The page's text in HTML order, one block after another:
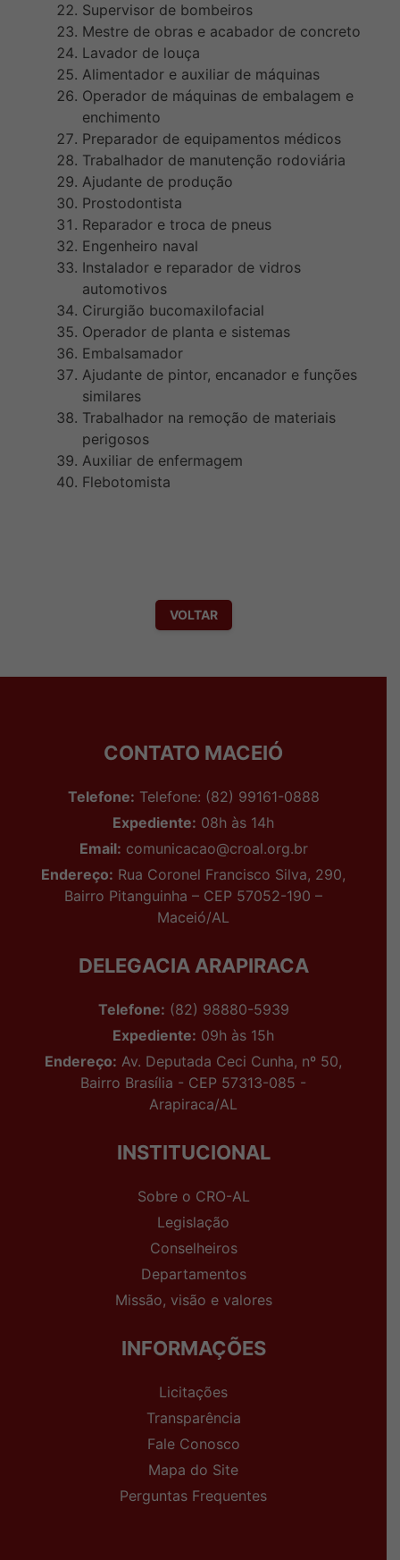
Supervisor de bombeiros
Mestre de obras e acabador de concreto
Lavador de louça
Alimentador e auxiliar de máquinas
Operador de máquinas de embalagem e
enchimento
Preparador de equipamentos médicos
Trabalhador de manutenção rodoviária
Ajudante de produção
Prostodontista
Reparador e troca de pneus
Engenheiro naval
Instalador e reparador de vidros
automotivos
Cirurgião bucomaxilofacial
Operador de planta e sistemas
Embalsamador
Ajudante de pintor, encanador e funções
similares
Trabalhador na remoção de materiais
perigosos
Auxiliar de enfermagem
Flebotomista
VOLTAR
CONTATO MACEIÓ
Telefone: Telefone: (82) 99161-0888
Expediente: 08h às 14h
Email: comunicacao@croal.org.br
Endereço: Rua Coronel Francisco Silva, 290,
Bairro Pitanguinha – CEP 57052-190 –
Maceió/AL
DELEGACIA ARAPIRACA
Telefone: (82) 98880-5939
Expediente: 09h às 15h
Endereço: Av. Deputada Ceci Cunha, nº 50,
Bairro Brasília - CEP 57313-085 -
Arapiraca/AL
INSTITUCIONAL
Sobre o CRO-AL
Legislação
Conselheiros
Departamentos
Missão, visão e valores
INFORMAÇÕES
Licitações
Transparência
Fale Conosco
Mapa do Site
Perguntas Frequentes